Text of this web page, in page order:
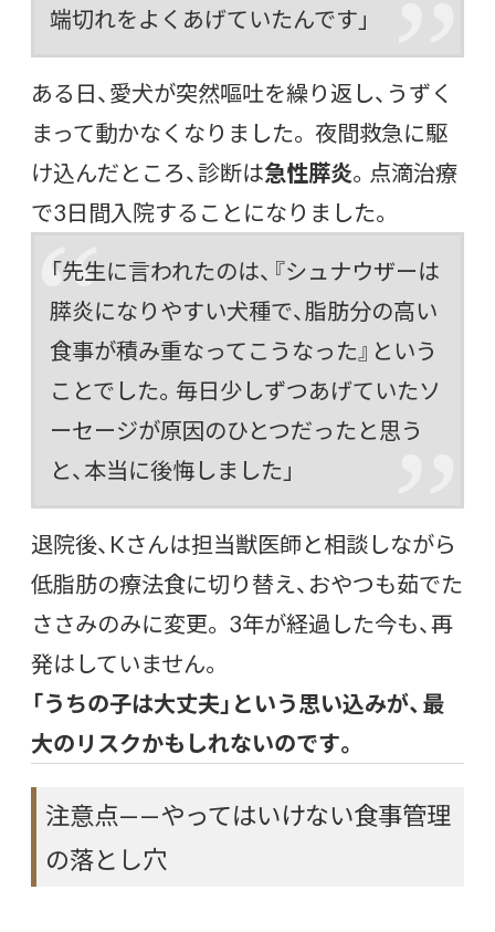
端切れをよくあげていたんです」
ある日、愛犬が突然嘔吐を繰り返し、うずく
まって動かなくなりました。 夜間救急に駆
け込んだところ、診断は急性膵炎。点滴治療
で3日間入院することになりました。
「先生に言われたのは、『シュナウザーは
膵炎になりやすい犬種で、脂肪分の高い
食事が積み重なってこうなった』という
ことでした。毎日少しずつあげていたソ
ーセージが原因のひとつだったと思う
と、本当に後悔しました」
退院後、Kさんは担当獣医師と相談しながら
低脂肪の療法食に切り替え、おやつも茹でた
ささみのみに変更。 3年が経過した今も、再
発はしていません。
「うちの子は大丈夫」という思い込みが、最
大のリスクかもしれないのです。
注意点——やってはいけない食事管理
の落とし穴